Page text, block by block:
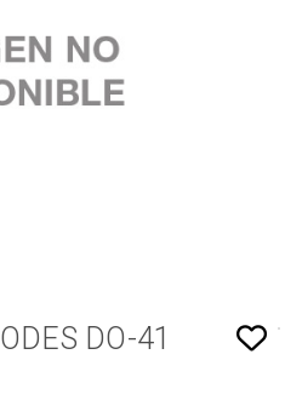
DO-41